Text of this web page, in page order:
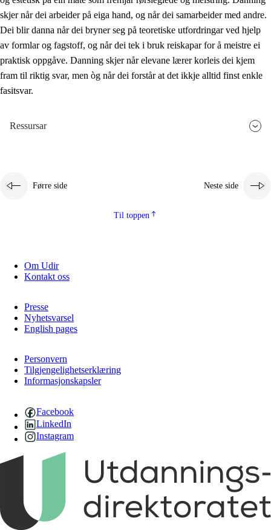
skjer når dei arbeider på eiga hand, og når dei samarbeider med andre.
Dei blir danna når dei bryner seg på teoretiske utfordringar ved hjelp
av formlar og fagstoff, og når dei tek i bruk reiskapar for å meistre ei
praktisk oppgåve. Danning skjer når elevane lærer korleis dei kjem
fram til riktig svar, men òg når dei forstår at det ikkje alltid finst enkle
fasitsvar.
Ressursar
Førre side Neste side
Til toppen
Om Udir
Kontakt oss
Presse
Nyhetsvarsel
English pages
Personvern
Tilgjengelighetserklæring
Informasjonskapsler
Facebook
LinkedIn
Instagram